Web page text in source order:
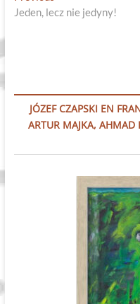
wpisupost:
Jeden, lecz nie jedyny!
JÓZEF CZAPSKI EN
ARTUR MAJKA,